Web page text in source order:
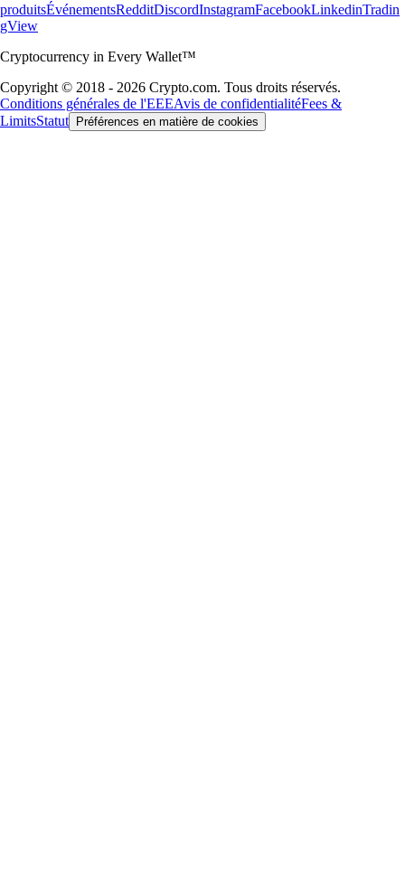
produitsÉvénementsRedditDiscordInstagramFacebookLinkedinTradin
gView
Cryptocurrency in Every Wallet™
Copyright © 2018 - 2026 Crypto.com. Tous droits réservés.
Conditions générales de l'EEEAvis de confidentialitéFees &
LimitsStatut Préférences en matière de cookies